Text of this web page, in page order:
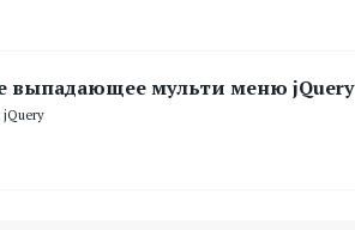
выпадающее мульти меню jQuery
jQuery